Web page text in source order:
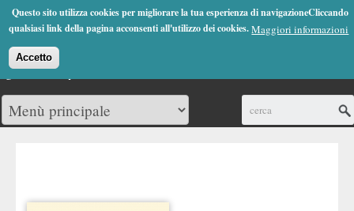
Questo sito utilizza cookies per migliorare la tua esperienza di navigazioneCliccando
qualsiasi link della pagina acconsenti all'utilizzo dei cookies.Maggiori informazioni
Accetto
Jump to Navigation
(0)